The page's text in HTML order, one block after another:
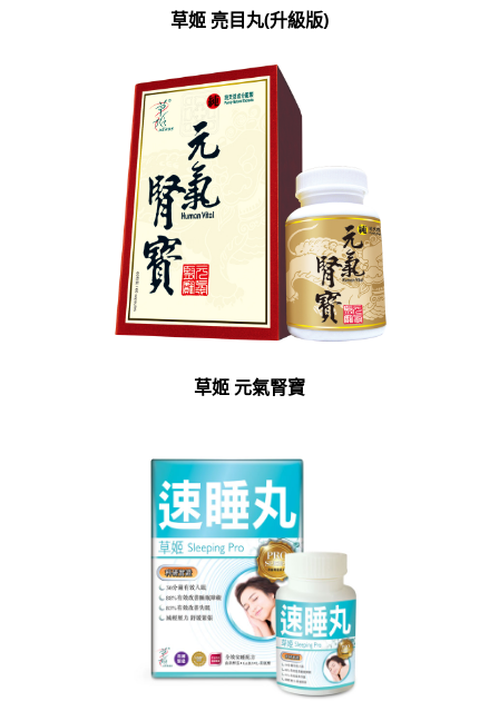
草姬 亮目丸(升級版)
草姬 元氣腎寶